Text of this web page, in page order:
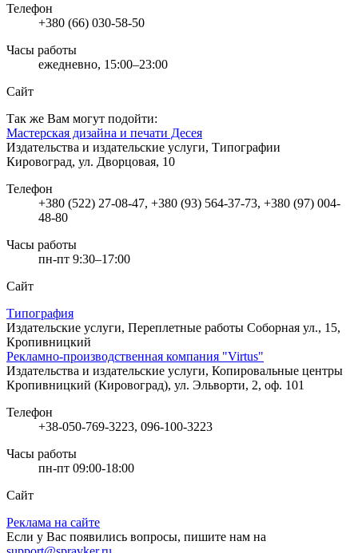
Телефон
+380 (66) 030-58-50
Часы работы
ежедневно, 15:00–23:00
Сайт
Так же Вам могут подойти:
Мастерская дизайна и печати Десея
Издательства и издательские услуги, Типографии
Кировоград, ул. Дворцовая, 10
Телефон
+380 (522) 27-08-47, +380 (93) 564-37-73, +380 (97) 004-
48-80
Часы работы
пн-пт 9:30–17:00
Сайт
Типография
Издательские услуги, Переплетные работы Соборная ул., 15,
Кропивницкий
Рекламно-производственная компания "Virtus"
Издательства и издательские услуги, Копировальные центры
Кропивницкий (Кировоград), ул. Эльворти, 2, оф. 101
Телефон
+38-050-769-3223, 096-100-3223
Часы работы
пн-пт 09:00-18:00
Сайт
Реклама на сайте
Если у Вас появились вопросы, пишите нам на